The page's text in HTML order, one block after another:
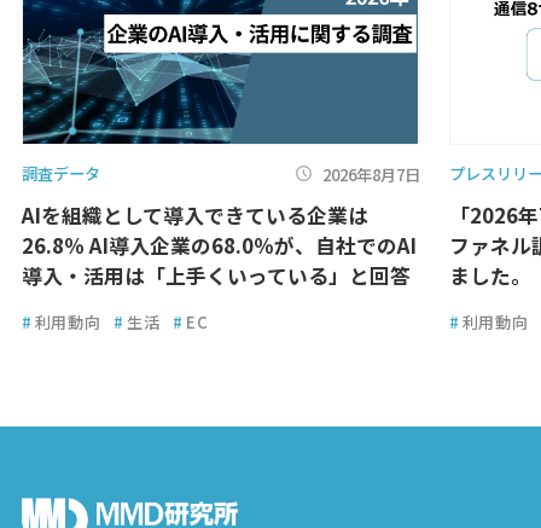
調査データ 2026年8月7日
AIを組織として導入できている企業は
26.8％ AI導入企業の68.0％が、自社でのAI
導入・活用は「上手くいっている」と回答
# 利用動向 # 生活 # EC
プレスリリ
「2026
ファネル
ました。
# 利用動向